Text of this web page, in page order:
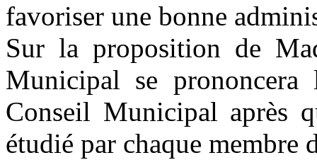
favoriser une bonne
Sur la proposition de
Municipal se
Conseil Municipal après
étudié par chaque membre